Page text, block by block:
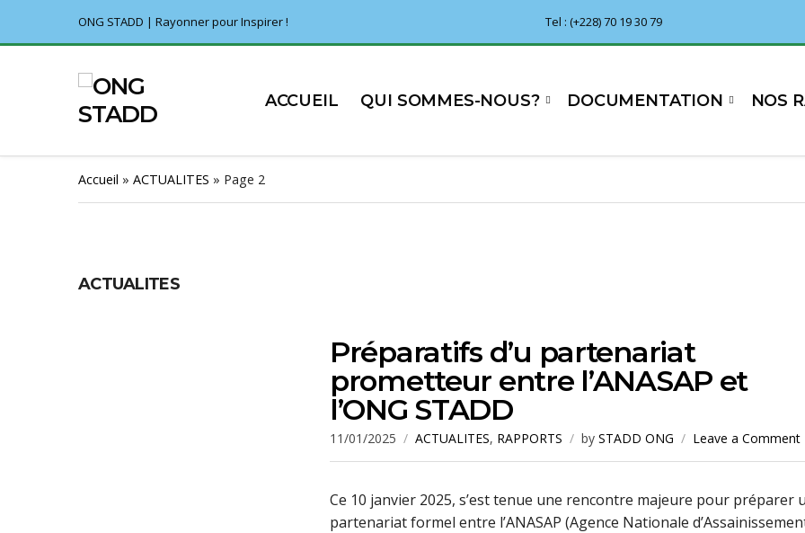
ONG STADD | Rayonner pour Inspirer ! Tel : (+228) 70 19 30 79
ACCUEIL QUI SOMMES-NOUS? DOCUMENTATION NOS
Accueil » ACTUALITES » Page 2
ACTUALITES
Préparatifs d’u partenariat
prometteur entre l’ANASAP et
l’ONG STADD
11/01/2025 ACTUALITES, RAPPORTS by STADD ONG Leave a Comment
Ce 10 janvier 2025, s’est tenue une rencontre majeure pour préparer
partenariat formel entre l’ANASAP (Agence Nationale